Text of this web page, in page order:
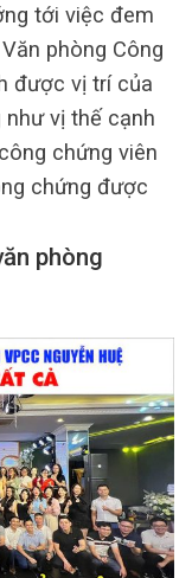
tới việc đem
phòng Công
được vị trí của
vị thế cạnh
chứng viên
chứng được
phòng